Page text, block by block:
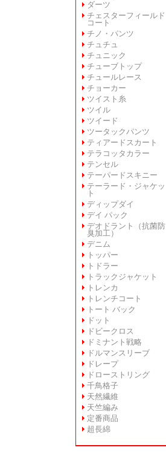
ダーツ
チェスターフィールド
コート
チノ・パンツ
チュチュ
チュニック
チューブトップ
チュールレース
チョーカー
ツイスト糸
ツイル
ツイード
ツータックパンツ
ティアードスカート
テラコッタカラー
テンセル
テーパードスキニー
テーラード・ジャケッ
ト
ディップダイ
デイ パック
デオドラント（抗菌防
臭加工）
デニム
トッパー
トドラー
トラックジャケット
トレンカ
トレンチコート
トート バック
ドット
ドビークロス
ドミナント戦略
ドルマンスリーブ
ドレープ
ドローストリング
千鳥格子
天然繊維
天竺編み
定番商品
超長綿